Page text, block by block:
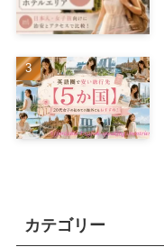
カテゴリー